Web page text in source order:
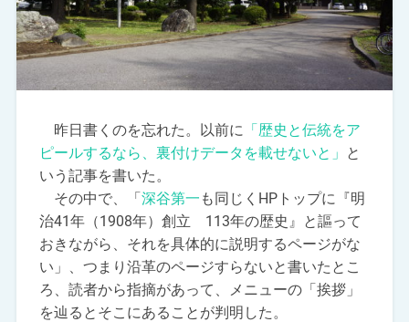
昨日書くのを忘れた。以前に 「歴史と伝統をア
ピールするなら、裏付けデータを載せないと」 と
いう記事を書いた。
その中で、「深谷第一 も同じくHPトップに『明
治41年（1908年）創立 113年の歴史』と謳って
おきながら、それを具体的に説明するページがな
い」、つまり沿革のページすらないと書いたとこ
ろ、読者から指摘があって、メニューの「挨拶」
を辿るとそこにあることが判明した。